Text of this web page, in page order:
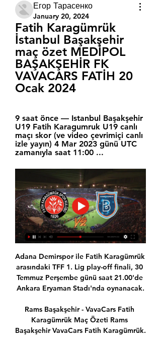
Егор Тарасенко
January 20, 2024
Fatih Karagümrük
İstanbul Başakşehir
maç özet MEDİPOL
BAŞAKŞEHİR FK
VAVACARS FATİH 20
Ocak 2024
9 saat önce — Istanbul Başakşehir
U19 Fatih Karagumruk U19 canlı
maçı skor (ve video çevrimiçi canlı
izle yayın) 4 Mar 2023 günü UTC
zamanıyla saat 11:00 ...
Adana Demirspor ile Fatih Karagümrük
arasındaki TFF 1. Lig play-off finali, 30
Temmuz Perşembe günü saat 21.00'de
Ankara Eryaman Stadı'nda oynanacak.
Rams Başakşehir - VavaCars Fatih
Karagümrük Maç Özeti Rams
Başakşehir VavaCars Fatih Karagümrük.